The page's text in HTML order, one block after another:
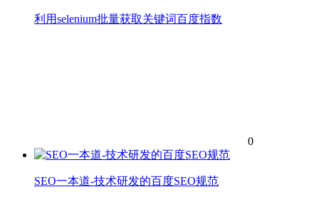
利用selenium批量获取关键词百度指数
0
SEO一本道-技术研发的百度SEO规范